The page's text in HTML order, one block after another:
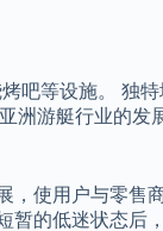
吧等设施。 独
洲游艇行业的
使用户与零售
的低迷状态